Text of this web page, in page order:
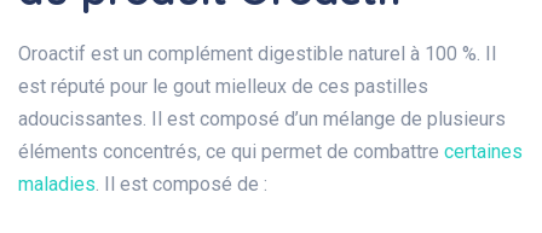
Oroactif est un complément digestible naturel à 100 %. Il
est réputé pour le gout mielleux de ces pastilles
adoucissantes. Il est composé d’un mélange de plusieurs
éléments concentrés, ce qui permet de combattre certaines
maladies. Il est composé de :